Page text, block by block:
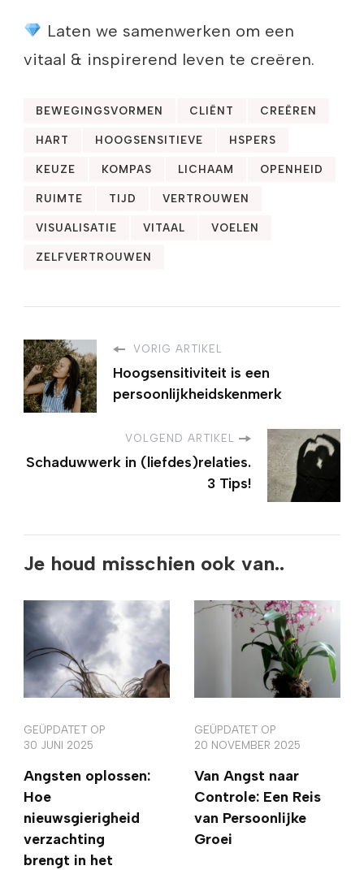
Laten we samenwerken om een
vitaal & inspirerend leven te creëren.
BEWEGINGSVORMEN CLIËNT CREËREN
HART HOOGSENSITIEVE HSPERS
KEUZE KOMPAS LICHAAM OPENHEID
RUIMTE TIJD VERTROUWEN
VISUALISATIE VITAAL VOELEN
ZELFVERTROUWEN
VORIG ARTIKEL
Hoogsensitiviteit is een
persoonlijkheidskenmerk
VOLGEND ARTIKEL
Schaduwwerk in (liefdes)relaties.
3 Tips!
Je houd misschien ook van..
GEÜPDATET OP
30 JUNI 2025
Angsten oplossen:
Hoe
nieuwsgierigheid
verzachting
brengt in het
GEÜPDATET OP
20 NOVEMBER 2025
Van Angst naar
Controle: Een Reis
van Persoonlijke
Groei